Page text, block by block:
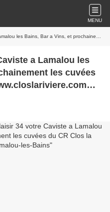
MENU
les cuvées du CR Clos la Rivière. www.closlariviere.com @Lamalou-les-Bains
a Lamalou les
les cuvées